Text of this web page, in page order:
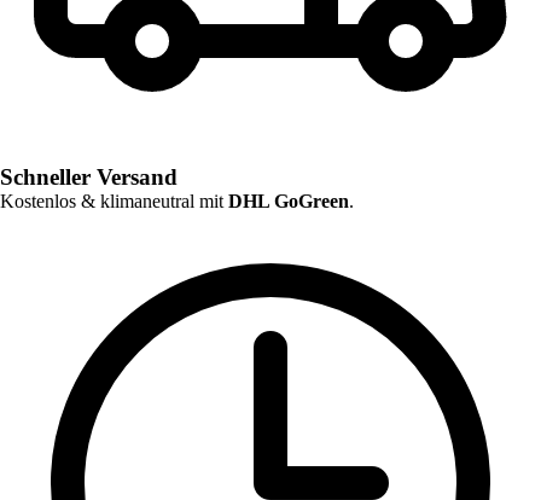
Schneller Versand
Kostenlos & klimaneutral mit DHL GoGreen.